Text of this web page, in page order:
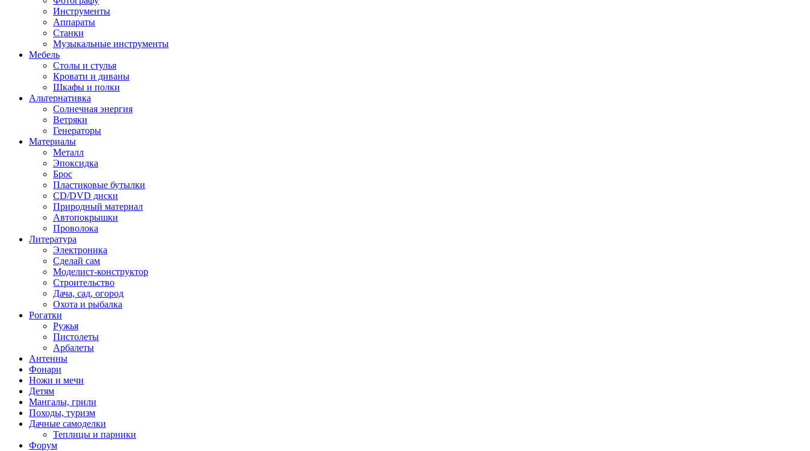
Инструменты
Аппараты
Станки
Музыкальные инструменты
Мебель
Столы и стулья
Кровати и диваны
Шкафы и полки
Альтернативка
Солнечная энергия
Ветряки
Генераторы
Материалы
Металл
Эпоксидка
Брос
Пластиковые бутылки
CD/DVD диски
Природный материал
Автопокрышки
Проволока
Литература
Электроника
Сделай сам
Моделист-конструктор
Строительство
Дача, сад, огород
Охота и рыбалка
Рогатки
Ружья
Пистолеты
Арбалеты
Антенны
Фонари
Ножи и мечи
Детям
Мангалы, грили
Походы, туризм
Дачные самоделки
Теплицы и парники
Форум